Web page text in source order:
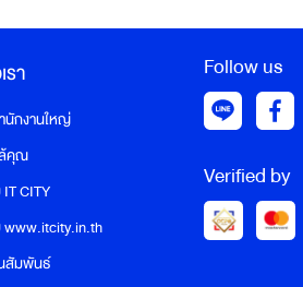
า
กงานใหญ่
คุณ
CITY
www.itcity.in.th
สัมพันธ์
Follow us
Verified by